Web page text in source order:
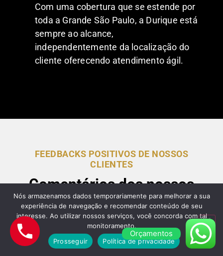
Com uma cobertura que se estende por
toda a Grande São Paulo, a Durique está
sempre ao alcance,
independentemente da localização do
cliente oferecendo atendimento ágil.
FEEDBACKS POSITIVOS DE NOSSOS
CLIENTES
Comentários dos nossos
clientes sobre nossos
Serviços de Guincho em
São PauloOrçamentos
Nós armazenamos dados temporariamente para melhorar a sua
experiência de navegação e recomendar conteúdo de seu
interesse. Ao utilizar nossos serviços, você concorda com tal
monitoramento.
Prosseguir
Política de privacidade